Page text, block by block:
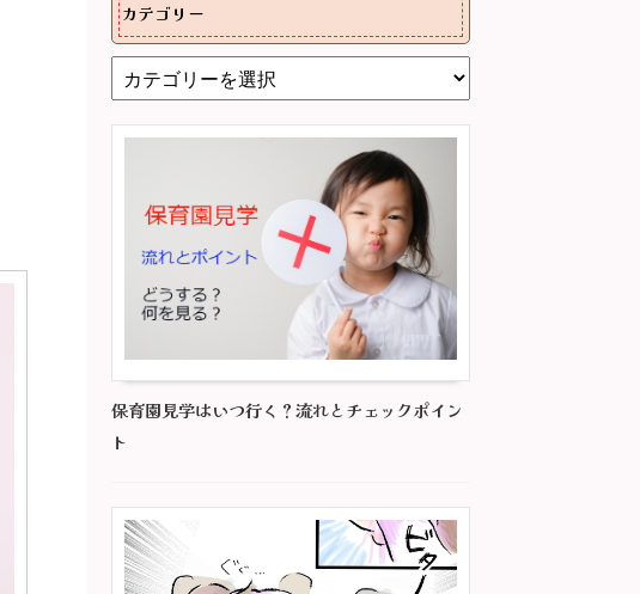
カテゴリー
保育園見学はいつ行く？流れとチェックポイン
ト